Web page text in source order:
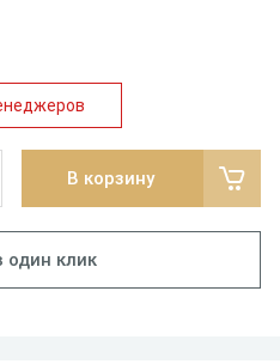
В корзину
один клик